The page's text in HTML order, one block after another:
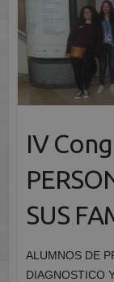
IV
SUS
ALUMNOS DE
DIAGNOSTICO